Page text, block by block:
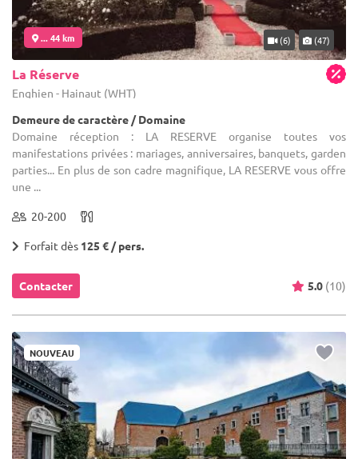
... 44 km (6) (47)
La Réserve
Enghien - Hainaut (WHT)
Demeure de caractère / Domaine
Domaine réception : LA RESERVE organise toutes vos
manifestations privées : mariages, anniversaires, banquets, garden
parties... En plus de son cadre magnifique, LA RESERVE vous offre
une ...
20-200
Forfait dès 125 € / pers.
Contacter 5.0 (10)
NOUVEAU